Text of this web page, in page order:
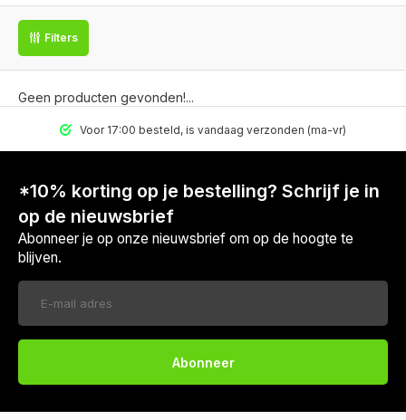
Filters
Geen producten gevonden!...
Voor 17:00 besteld, is vandaag verzonden (ma-vr)
*10% korting op je bestelling? Schrijf je in
op de nieuwsbrief
Abonneer je op onze nieuwsbrief om op de hoogte te
blijven.
Abonneer